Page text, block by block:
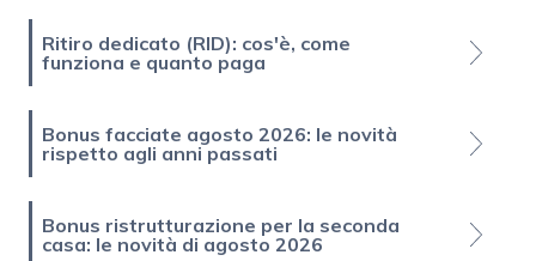
Ritiro dedicato (RID): cos'è, come
funziona e quanto paga
Bonus facciate agosto 2026: le novità
rispetto agli anni passati
Bonus ristrutturazione per la seconda
casa: le novità di agosto 2026